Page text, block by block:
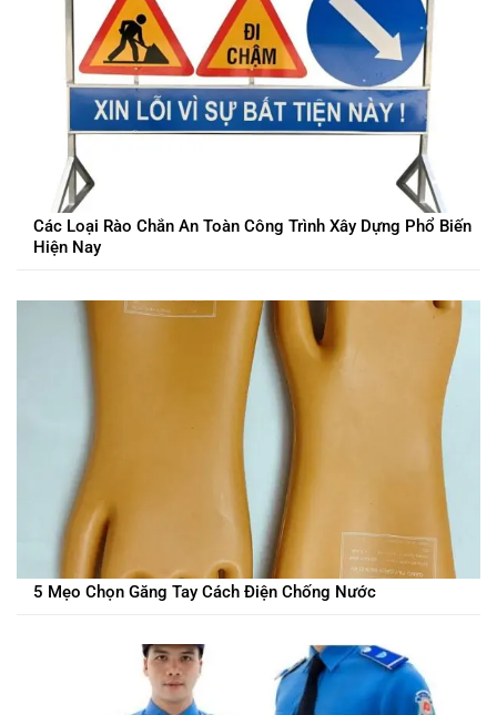
Các Loại Rào Chắn An Toàn Công Trình Xây Dựng Phổ Biến
Hiện Nay
5 Mẹo Chọn Găng Tay Cách Điện Chống Nước